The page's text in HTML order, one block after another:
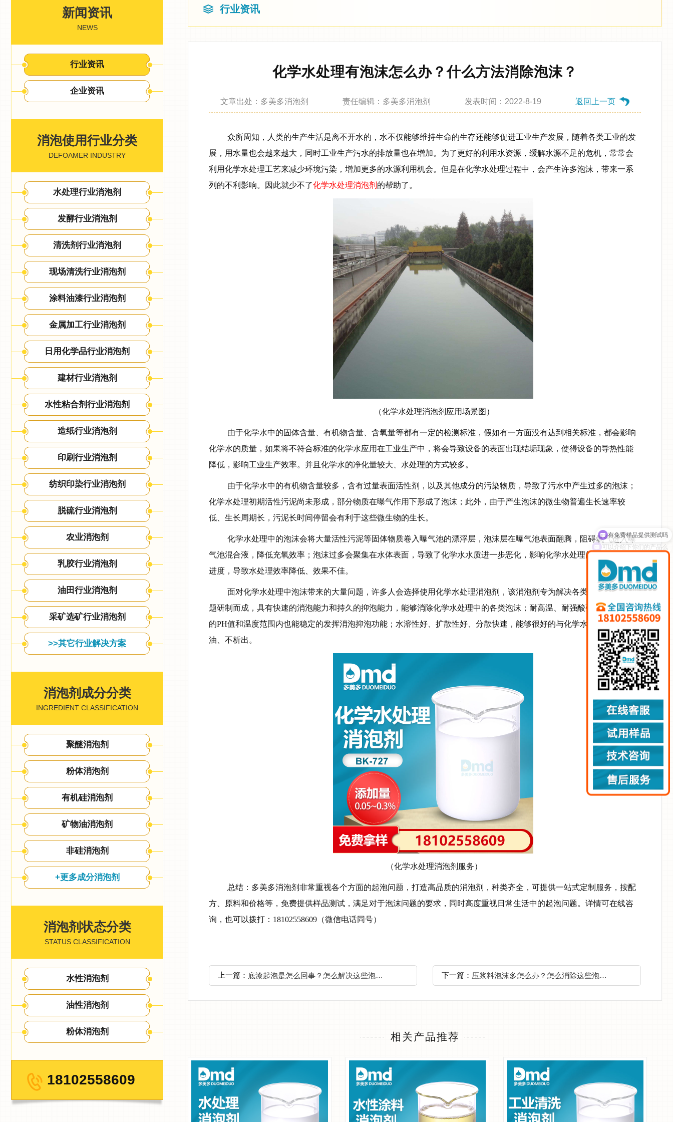
新闻资讯
NEWS
行业资讯
企业资讯
消泡使用行业分类
DEFOAMER INDUSTRY
水处理行业消泡剂
发酵行业消泡剂
清洗剂行业消泡剂
现场清洗行业消泡剂
涂料油漆行业消泡剂
金属加工行业消泡剂
日用化学品行业消泡剂
建材行业消泡剂
水性粘合剂行业消泡剂
造纸行业消泡剂
印刷行业消泡剂
纺织印染行业消泡剂
脱硫行业消泡剂
农业消泡剂
乳胶行业消泡剂
油田行业消泡剂
采矿选矿行业消泡剂
>>其它行业解决方案
消泡剂成分分类
INGREDIENT CLASSIFICATION
聚醚消泡剂
粉体消泡剂
有机硅消泡剂
矿物油消泡剂
非硅消泡剂
+更多成分消泡剂
消泡剂状态分类
STATUS CLASSIFICATION
水性消泡剂
油性消泡剂
粉体消泡剂
18102558609
行业资讯
化学水处理有泡沫怎么办？什么方法消除泡沫？
文章出处：多美多消泡剂 责任编辑：多美多消泡剂 发表时间：2022-8-19 返回上一页
众所周知，人类的生产生活是离不开水的，水不仅能够维持生命的生存还能够促进工业生产发展，随着各类工业的发
展，用水量也会越来越大，同时工业生产污水的排放量也在增加。为了更好的利用水资源，缓解水源不足的危机，常常会
利用化学水处理工艺来减少环境污染，增加更多的水源利用机会。但是在化学水处理过程中，会产生许多泡沫，带来一系
列的不利影响。因此就少不了化学水处理消泡剂 的帮助了。
（化学水处理消泡剂应用场景图）
由于化学水中的固体含量、有机物含量、含氧量等都有一定的检测标准，假如有一方面没有达到相关标准，都会影响
化学水的质量，如果将不符合标准的化学水应用在工业生产中，将会导致设备的表面出现结垢现象，使得设备的导热性能
降低，影响工业生产效率。并且化学水的净化量较大、水处理的方式较多。
由于化学水中的有机物含量较多，含有过量表面活性剂，以及其他成分的污染物质，导致了污水中产生过多的泡沫；
化学水处理初期活性污泥尚未形成，部分物质在曝气作用下形成了泡沫；此外，由于产生泡沫的微生物普遍生长速率较
低、生长周期长，污泥长时间停留会有利于这些微生物的生长。
化学水处理中的泡沫会将大量活性污泥等固体物质卷入曝气池的漂浮层，泡沫层在曝气池表面翻腾，阻碍氧气进入曝
气池混合液，降低充氧效率 ；泡沫过多会聚集在水体表面，导致了化学水水质进一步恶化，影响化学水处理的正常工序和
进度，导致水处理效率降低、效果不佳。
面对化学水处理中泡沫带来的大量问题，许多人会选择使用化学水处理消泡剂，该消泡剂专为解决各类水处理起泡问
题研制而成，具有快速的消泡能力和持久的抑泡能力，能够消除化学水处理中的各类泡沫；耐高温、耐强酸强碱，在广泛
的PH值和温度范围内也能稳定的发挥消泡抑泡功能；水溶性好、扩散性好、分散快速，能够很好的与化学水相溶，不漂
油、不析出。
（化学水处理消泡剂服务）
总结：多美多消泡剂非常重视各个方面的起泡问题，打造高品质的消泡剂，种类齐全，可提供一站式定制服务，按配
方、原料和价格等，免费提供样品测试，满足对于泡沫问题的要求，同时高度重视日常生活中的起泡问题。详情可在线咨
询，也可以拨打： 18102558609（微信电话同号）
上一篇： 底漆起泡是怎么回事？怎么解决这些泡沫？ 下一篇： 压浆料泡沫多怎么办？怎么消除这些泡沫？
相关产品推荐
可以介绍下你们的产品么